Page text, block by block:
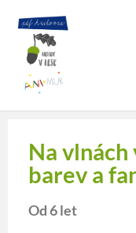
Na
barev a
Od 6 let